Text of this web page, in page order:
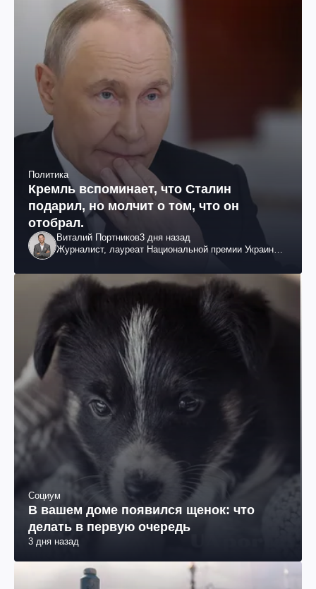
Политика
Кремль вспоминает, что Сталин
подарил, но молчит о том, что он
отобрал.
Виталий Портников3 дня назад
Журналист, лауреат Национальной премии Украины
Социум
В вашем доме появился щенок: что
делать в первую очередь
3 дня назад